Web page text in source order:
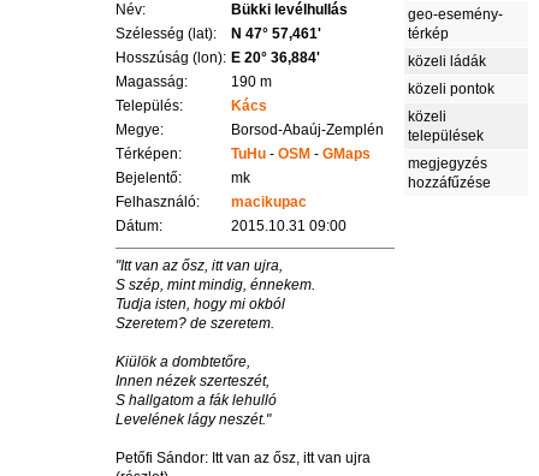
Név:
Bükki levélhullás
Szélesség (lat):
N 47° 57,461'
Hosszúság (lon): E 20° 36,884'
Magasság:
190 m
Település:
Kács
Megye:
Borsod-Abaúj-Zemplén
Térképen:
TuHu -OSM -GMaps
Bejelentő:
mk
Felhasználó:
macikupac
Dátum:
2015.10.31 09:00
"Itt van az ősz, itt van ujra,
S szép, mint mindig, énnekem.
Tudja isten, hogy mi okból
Szeretem? de szeretem.
Kiülök a dombtetőre,
Innen nézek szerteszét,
S hallgatom a fák lehulló
Levelének lágy neszét."
Petőfi Sándor: Itt van az ősz, itt van ujra
geo-esemény-
térkép
közeli ládák
közeli pontok
közeli
települések
megjegyzés
hozzáfűzése